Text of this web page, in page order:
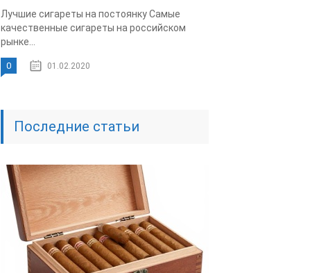
Лучшие сигареты на постоянку Самые
качественные сигареты на российском
рынке...
0 01.02.2020
Последние статьи